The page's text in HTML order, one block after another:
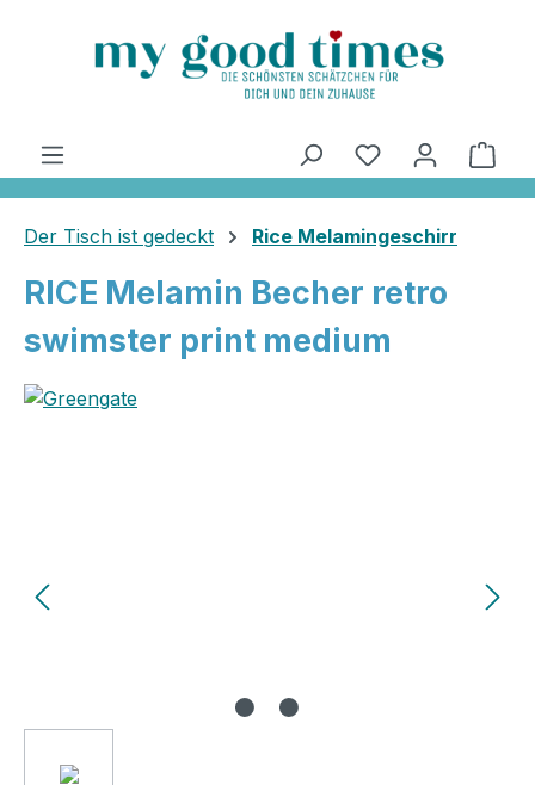
Der Tisch ist gedeckt Rice Melamingeschirr
RICE Melamin Becher retro
swimster print medium